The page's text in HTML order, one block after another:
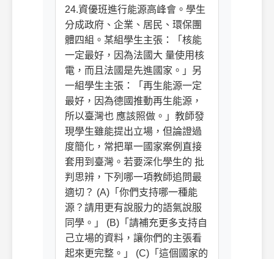
24.資優班進行能源高峰會。學生
分成政府、企業、居民、環保團
體四組。某組學生主張：「核能
一定最好，因為法國大 量使用核
電，而且法國是先進國家。」另
一組學生主張：「再生能源一定
最好，因為德國推動再生能源，
所以臺灣也 應該照做。」教師發
現學生雖能提出立場，但論證過
度簡化，常把單一國家案例直接
套用到臺灣。若要深化學生的 批
判思辨，下列哪一項教師追問最
適切？ (A)「你們支持哪一種能
源？請用更有說服力的語氣說服
同學。」 (B)「請補充更多支持自
己立場的資料，讓你們的主張看
起來更完整。」 (C)「這個國家的